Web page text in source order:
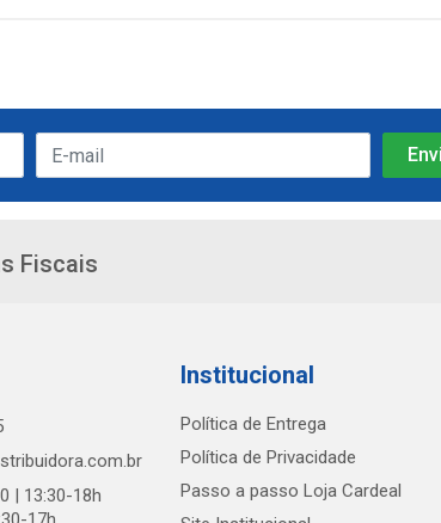
Fiscais
| 13:30-18h
Institucional
Política de Entrega
Política de Privacidade
Passo a passo Loja Cardeal